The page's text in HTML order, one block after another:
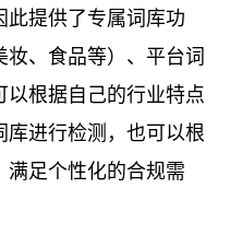
此提供了专属词库功
、食品等）、平台词
以根据自己的行业特点
进行检测，也可以根
满足个性化的合规需